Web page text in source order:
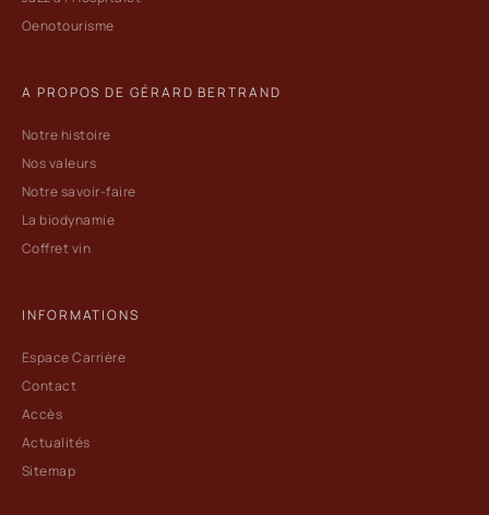
Oenotourisme
A PROPOS DE GÉRARD BERTRAND
Notre histoire
Nos valeurs
Notre savoir-faire
La biodynamie
Coffret vin
INFORMATIONS
Espace Carrière
Contact
Accès
Actualités
Sitemap